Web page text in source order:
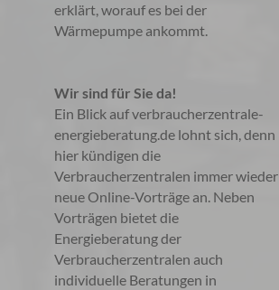
erklärt, worauf es bei der
Wärmepumpe ankommt.
Wir sind für Sie da!
Ein Blick auf verbraucherzentrale-
energieberatung.de lohnt sich, denn
hier kündigen die
Verbraucherzentralen immer wieder
neue Online-Vorträge an. Neben
Vorträgen bietet die
Energieberatung der
Verbraucherzentralen auch
individuelle Beratungen in